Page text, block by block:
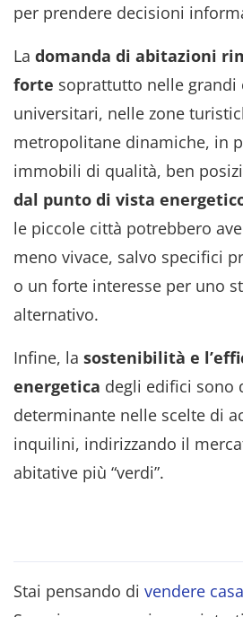
per prendere decisioni
La domanda di abitazioni
forte soprattutto nelle grandi
universitari, nelle zone
metropolitane dinamiche, in
immobili di qualità, ben
dal punto di vista
le piccole città potrebbero
meno vivace, salvo specifici
o un forte interesse per uno
alternativo.
Infine, la sostenibilità e
energetica degli edifici sono
determinante nelle scelte di
inquilini, indirizzando il
abitative più “verdi”.
Stai pensando di vendere casa